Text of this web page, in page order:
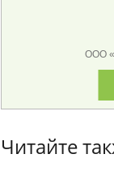
ООО
Читайте